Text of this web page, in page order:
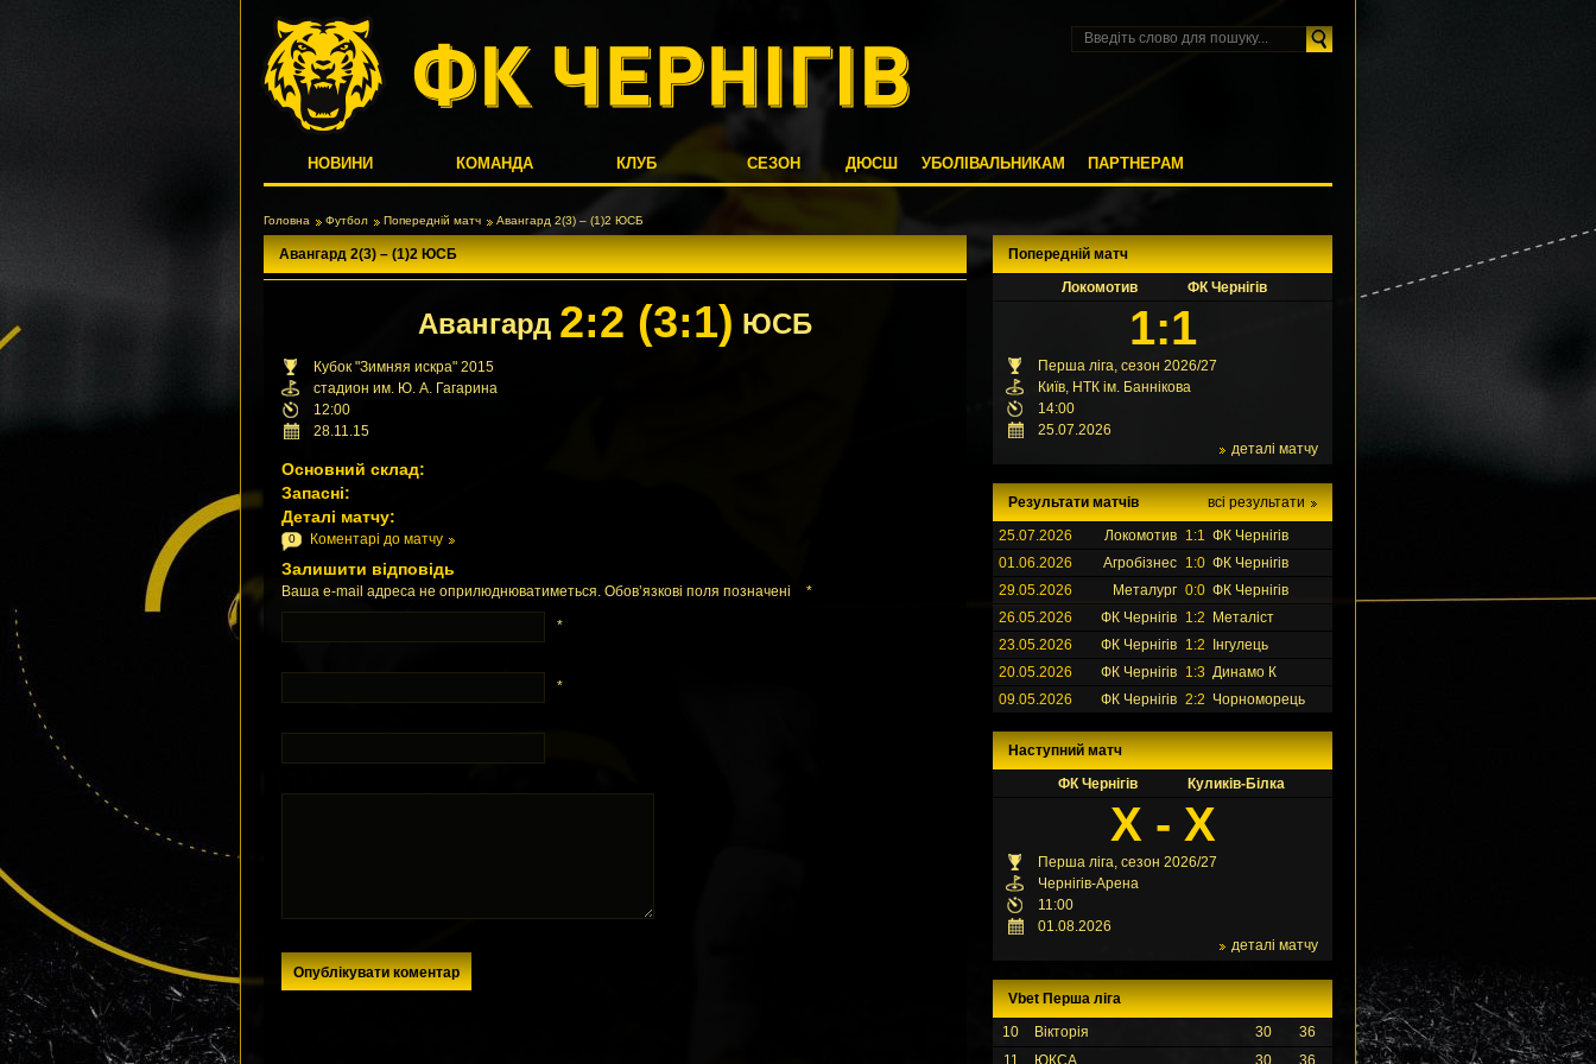
НОВИНИ КОМАНДА КЛУБ СЕЗОН ДЮСШ УБОЛІВАЛЬНИКАМ ПАРТНЕРАМ
Головна Футбол Попередній матч Авангард 2(3) – (1)2 ЮСБ
Авангард 2(3) – (1)2 ЮСБ
Авангард 2:2 (3:1) ЮСБ
Кубок "Зимняя искра" 2015
стадион им. Ю. А. Гагарина
12:00
28.11.15
Основний склад:
Запасні:
Деталі матчу:
0 Коментарі до матчу
Залишити відповідь
Ваша e-mail адреса не оприлюднюватиметься. Обов’язкові поля позначені *
*
*
Попередній матч
Локомотив
ФК Чернігів
1:1
Перша ліга, сезон 2026/27
Київ, НТК ім. Баннікова
14:00
25.07.2026
деталі матчу
всі результати
Результати матчів
25.07.2026
Локомотив 1:1 ФК Чернігів
01.06.2026
Агробізнес 1:0 ФК Чернігів
29.05.2026
Металург 0:0 ФК Чернігів
26.05.2026
ФК Чернігів 1:2
Металіст
23.05.2026
ФК Чернігів 1:2
Інгулець
20.05.2026
ФК Чернігів 1:3 Динамо К
09.05.2026
ФК Чернігів 2:2 Чорноморець
Наступний матч
ФК Чернігів
Куликів-Білка
X - X
Перша ліга, сезон 2026/27
Чернігів-Арена
11:00
01.08.2026
деталі матчу
Vbet Перша ліга
10
Вікторія 30
36
11
ЮКСА 30 36